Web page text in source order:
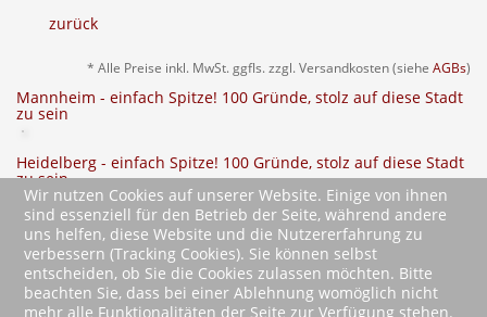
zurück
* Alle Preise inkl. MwSt. ggfls. zzgl. Versandkosten (siehe AGBs)
Mannheim - einfach Spitze! 100 Gründe, stolz auf diese Stadt
zu sein
Heidelberg - einfach Spitze! 100 Gründe, stolz auf diese Stadt
zu sein
Kurpfalz - Die Gerichte unserer Kindheit
Rezepte und Geschichten
Wir nutzen Cookies auf unserer Website. Einige von ihnen
sind essenziell für den Betrieb der Seite, während andere
uns helfen, diese Website und die Nutzererfahrung zu
verbessern (Tracking Cookies). Sie können selbst
entscheiden, ob Sie die Cookies zulassen möchten. Bitte
beachten Sie, dass bei einer Ablehnung womöglich nicht
mehr alle Funktionalitäten der Seite zur Verfügung stehen.